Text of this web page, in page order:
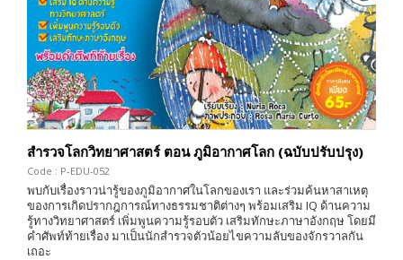
สำรวจโลกวิทยาศาสตร์ ตอน ภูมิอากาศโลก (ฉบับปรับปรุง)
Code : P-EDU-052
พบกับเรื่องราวน่ารู้ของภูมิอากาศในโลกของเรา และร่วมค้นหาสาเหตุ
ของการเกิดปรากฎการณ์ทางธรรมชาติต่างๆ พร้อมเสริม IQ ด้านความ
รู้ทางวิทยาศาสตร์ เพิ่มพูนความรู้รอบตัว เสริมทักษะภาษาอังกฤษ โดยมี
คำศัพท์ท้ายเรื่อง มาเป็นนักสำรวจตัวน้อยไขความลับของจักรวาลกัน
เถอะ